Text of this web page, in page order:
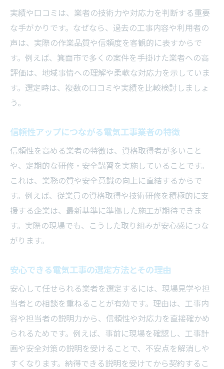
実績や口コミは、業者の技術力や対応力を判断する重要
な手がかりです。なぜなら、過去の工事内容や利用者の
声は、実際の作業品質や信頼度を客観的に表すからで
す。例えば、箕面市で多くの案件を手掛けた業者への高
評価は、地域事情への理解や柔軟な対応力を示していま
す。選定時は、複数の口コミや実績を比較検討しましょ
う。
信頼性アップにつながる電気工事業者の特徴
信頼性を高める業者の特徴は、資格取得者が多いこと
や、定期的な研修・安全講習を実施していることです。
これは、業務の質や安全意識の向上に直結するからで
す。例えば、従業員の資格取得や技術研修を積極的に支
援する企業は、最新基準に準拠した施工が期待できま
す。実際の現場でも、こうした取り組みが安心感につな
がります。
安心できる電気工事の選定方法とその理由
安心して任せられる業者を選定するには、現場見学や担
当者との相談を重ねることが有効です。理由は、工事内
容や担当者の説明力から、信頼性や対応力を直接確かめ
られるためです。例えば、事前に現場を確認し、工事計
画や安全対策の説明を受けることで、不安点を解消しや
すくなります。納得できる説明を受けてから契約するこ